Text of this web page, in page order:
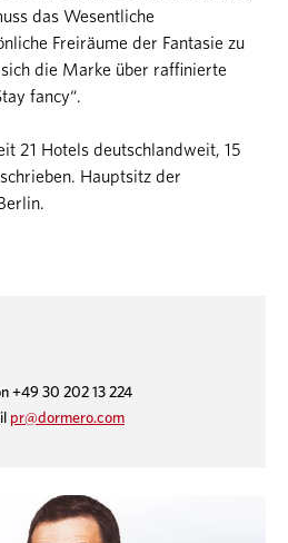
das Wesentliche
Freiräume der Fantasie zu
die Marke über raffinierte
fancy“.
21 Hotels deutschlandweit, 15
Hauptsitz der
+49 30 202 13 224
pr@dormero.com